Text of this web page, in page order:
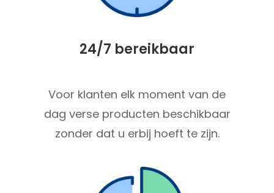
24/7 bereikbaar
Voor klanten elk moment van de
dag verse producten beschikbaar
zonder dat u erbij hoeft te zijn.